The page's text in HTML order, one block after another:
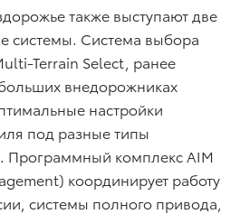
также выступают две
системы. Система выбора
Terrain Select, ранее
внедорожниках
настройки
под разные типы
Программный комплекс AIM
координирует работу
системы полного привода,